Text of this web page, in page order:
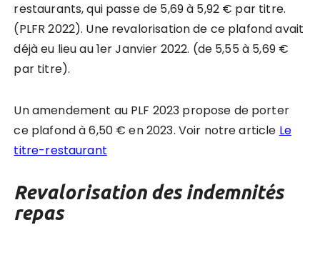
restaurants, qui passe de 5,69 à 5,92 € par titre.
(PLFR 2022). Une revalorisation de ce plafond avait
déjà eu lieu au 1er Janvier 2022. (de 5,55 à 5,69 €
par titre).
Un amendement au PLF 2023 propose de porter
ce plafond à 6,50 € en 2023. Voir notre article Le
titre-restaurant
Revalorisation des indemnités
repas